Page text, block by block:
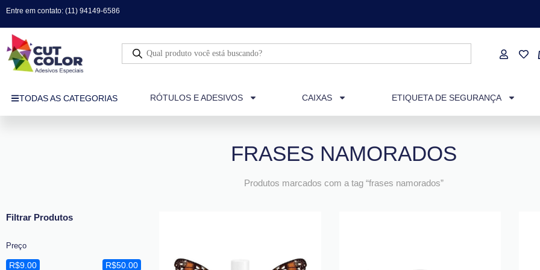
conteúdo
Entre em contato: (11) 94149-6586
Pesquisar
produtos
TODAS AS CATEGORIAS RÓTULOS E ADESIVOS CAIXAS ETIQUETA DE SEGURANÇA
FRASES NAMORADOS
Produtos marcados com a tag “frases namorados”
Filtrar Produtos
Preço
R$9.00 R$50.00